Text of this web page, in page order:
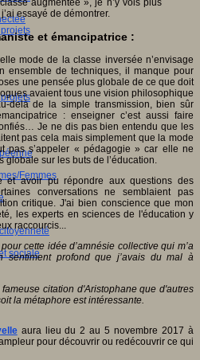
Femmes
sociale
augmentée », je n’y vois plus
essayé de démontrer.
et émancipatrice :
mode de la classe inversée n’envisage
ensemble de techniques, il manque pour
une pensée plus globale de ce que doit
avaient tous une vision philosophique
delà de la simple transmission, bien sûr
: enseigner c’est aussi faire
Je ne dis pas bien entendu que les
pas cela mais simplement que la mode
pas s’appeler « pédagogie » car elle ne
globale sur les buts de l’éducation.
et avoir pu répondre aux questions des
conversations ne semblaient pas
critique. J'ai bien conscience que mon
les experts en sciences de l'éducation y
raccourcis...
cette idée d’amnésie collective qui m’a
profond que j’avais du mal à
citation d'Aristophane que d'autres
la métaphore est intéressante.
aura lieu du 2 au 5 novembre 2017 à
pour découvrir ou redécouvrir ce qui